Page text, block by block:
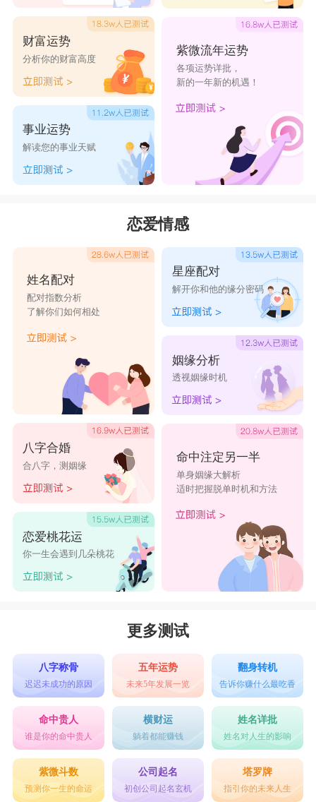
财富运势
分析你的财富高度
事业运势
解读您的事业天赋
紫微流年运势
各项运势详批，
新的一年新的机遇！
恋爱情感
姓名配对
配对指数分析
了解你们如何相处
八字合婚
合八字，测姻缘
恋爱桃花运
你一生会遇到几朵桃花
星座配对
解开你和他的缘分密码
姻缘分析
透视姻缘时机
命中注定另一半
单身姻缘大解析
适时把握脱单时机和方法
更多测试
八字称骨
迟迟未成功的原因
五年运势
未来5年发展一览
翻身转机
告诉你赚什么最吃香
命中贵人
谁是你的命中贵人
横财运
躺着都能赚钱
姓名详批
姓名对人生的影响
紫微斗数
预测你一生的命运
公司起名
初创公司起名玄机
塔罗牌
指引你的未来人生